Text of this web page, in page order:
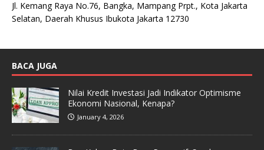
Jl. Kemang Raya No.76, Bangka, Mampang Prpt., Kota Jakarta
Selatan, Daerah Khusus Ibukota Jakarta 12730
BACA JUGA
Nilai Kredit Investasi Jadi Indikator Optimisme
Ekonomi Nasional, Kenapa?
January 4, 2026